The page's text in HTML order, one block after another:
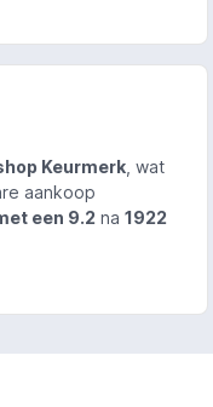
Keurmerk , wat
aankoop
een 9.2 na 1922